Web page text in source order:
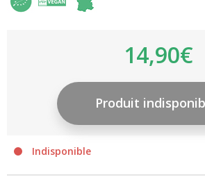
14,90€
Indisponible